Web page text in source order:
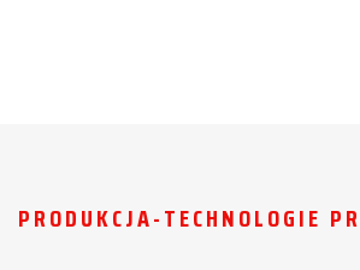
PRODUKCJA-TECHNOLOGIE